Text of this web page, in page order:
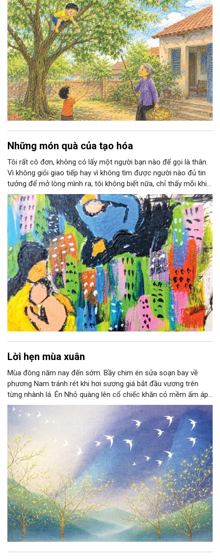
Những món quà của tạo hóa
Tôi rất cô đơn, không có lấy một người bạn nào để gọi là thân.
Vì không giỏi giao tiếp hay vì không tìm được người nào đủ tin
tưởng để mở lòng mình ra, tôi không biết nữa, chỉ thấy mỗi khi
lòng đầy lên là lại ước mình được rủ rỉ cùng Dung.
Lời hẹn mùa xuân
Mùa đông năm nay đến sớm. Bầy chim én sửa soạn bay về
phương Nam tránh rét khi hơi sương giá bắt đầu vương trên
từng nhành lá. Én Nhỏ quàng lên cổ chiếc khăn cỏ mềm ấm áp,
bịn rịn chia tay một mầm xanh bé xíu đang nép mình trên cành
khẳng khiu. "Hẹn gặp lại cậu khi mùa xuân đến", Én Nhỏ vẫy vẫy
đôi cánh.